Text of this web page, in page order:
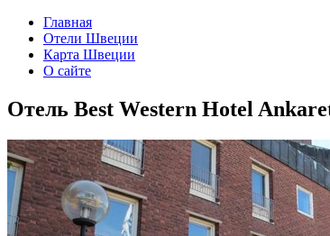
Главная
Отели Швеции
Карта Швеции
О сайте
Отель Best Western Hotel